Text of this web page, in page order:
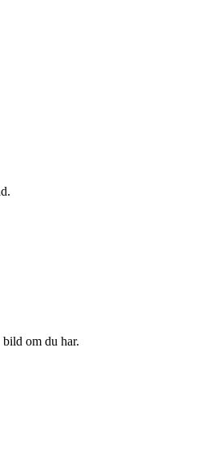
om du har.